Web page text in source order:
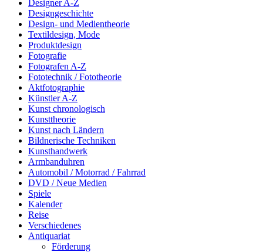
Designer A-Z
Designgeschichte
Design- und Medientheorie
Textildesign, Mode
Produktdesign
Fotografie
Fotografen A-Z
Fototechnik / Fototheorie
Aktfotographie
Künstler A-Z
Kunst chronologisch
Kunsttheorie
Kunst nach Ländern
Bildnerische Techniken
Kunsthandwerk
Armbanduhren
Automobil / Motorrad / Fahrrad
DVD / Neue Medien
Spiele
Kalender
Reise
Verschiedenes
Antiquariat
Förderung